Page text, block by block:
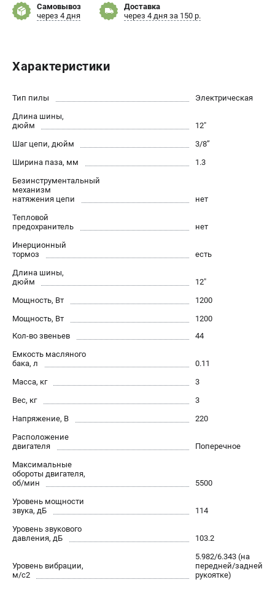
ИНФОРМАЦИЯ
Новости
Способы оплаты
Как нас найти
Аккумуляторная техника
Генераторы электричества
Двигатели
Мотоблоки
Принадлежности и акссесуары
Садовая техника
Строительная техника
ТЕЛЕФОН (САНКТ-ПЕТЕРБУРГ)
Информация размещённая на сайте не является публичной
офертой.
проспект Александровской Фермы, 29АЛ
8 (812) 748-27-58
Режим работы колл-центра:
вс - выходной
Самовывоз
через 4 дня
Доставка
через 4 дня за 150 р.
Характеристики
Тип пилы
Электрическая
Длина шины,
дюйм
12"
Шаг цепи, дюйм
3/8’’
Ширина паза, мм
1.3
Безинструментальный
механизм
натяжения цепи
нет
Тепловой
предохранитель
нет
Инерционный
тормоз
есть
Длина шины,
дюйм
12"
Мощность, Вт
1200
Мощность, Вт
1200
Кол-во звеньев
44
Емкость масляного
бака, л
0.11
Масса, кг
3
Вес, кг
3
Напряжение, В
220
Расположение
двигателя
Поперечное
Максимальные
обороты двигателя,
об/мин
5500
Уровень мощности
звука, дБ
114
Уровень звукового
давления, дБ
103.2
Уровень вибрации,
м/с2
5.982/6.343 (на
передней/задней
рукоятке)